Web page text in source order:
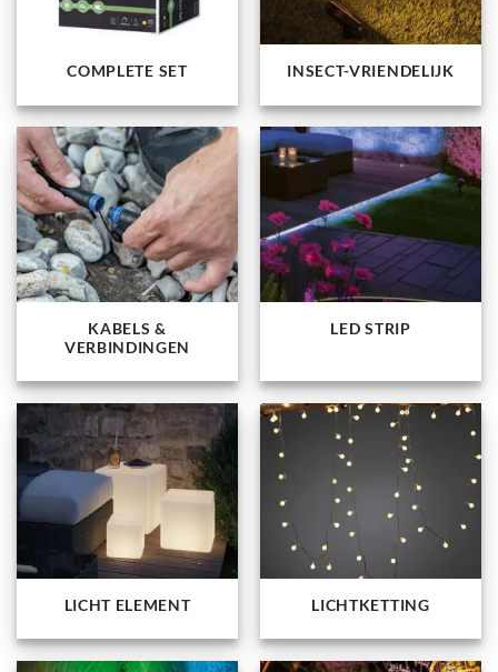
COMPLETE SET INSECT-VRIENDELIJK
KABELS &
VERBINDINGEN
LED STRIP
LICHT ELEMENT LICHTKETTING